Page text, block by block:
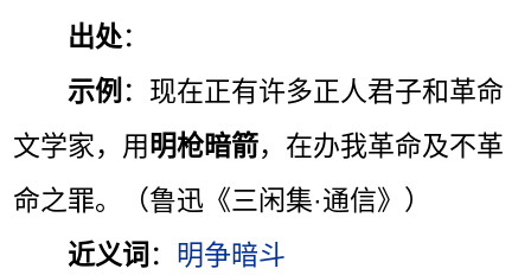
出处：
示例 ：现在正有许多正人君子和革命
文学家，用明枪暗箭，在办我革命及不革
命之罪。（鲁迅《三闲集·通信》）
近义词 ： 明争暗斗